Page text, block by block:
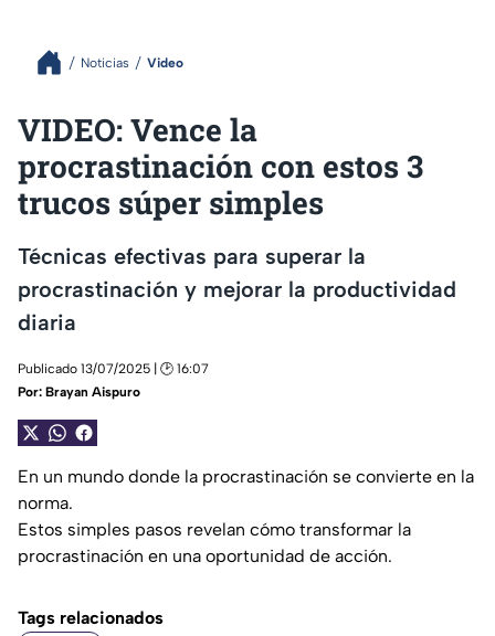
Noticias Video
VIDEO: Vence la
procrastinación con estos 3
trucos súper simples
Técnicas efectivas para superar la
procrastinación y mejorar la productividad
diaria
Publicado 13/07/2025 | 🕑 16:07
Por: Brayan Aispuro
En un mundo donde la procrastinación se convierte en la
norma.
Estos simples pasos revelan cómo transformar la
procrastinación en una oportunidad de acción.
Tags relacionados